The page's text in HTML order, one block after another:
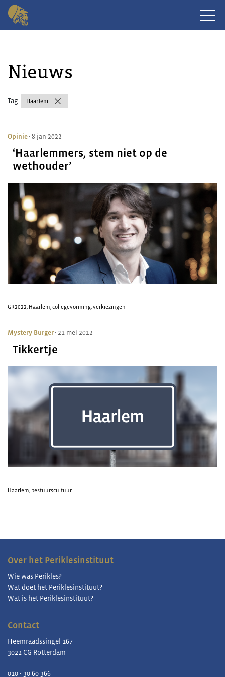
Nieuws
Tag: Haarlem
Opinie- 8 jan 2022
‘Haarlemmers, stem niet op de
wethouder’
GR2022, Haarlem,collegevorming,verkiezingen
Mystery Burger- 21 mei 2012
Tikkertje
Haarlem, bestuurscultuur
Over het Periklesinstituut
Wie was Perikles?
Wat doet het Periklesinstituut?
Wat is het Periklesinstituut?
Contact
Heemraadssingel 167
3022 CG Rotterdam
010 - 30 60 366